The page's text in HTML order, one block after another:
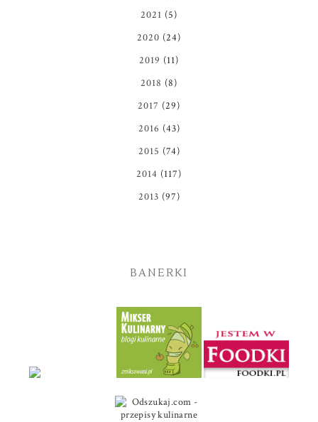
2021 (5)
2020 (24)
2019 (11)
2018 (8)
2017 (29)
2016 (43)
2015 (74)
2014 (117)
2013 (97)
BANERKI